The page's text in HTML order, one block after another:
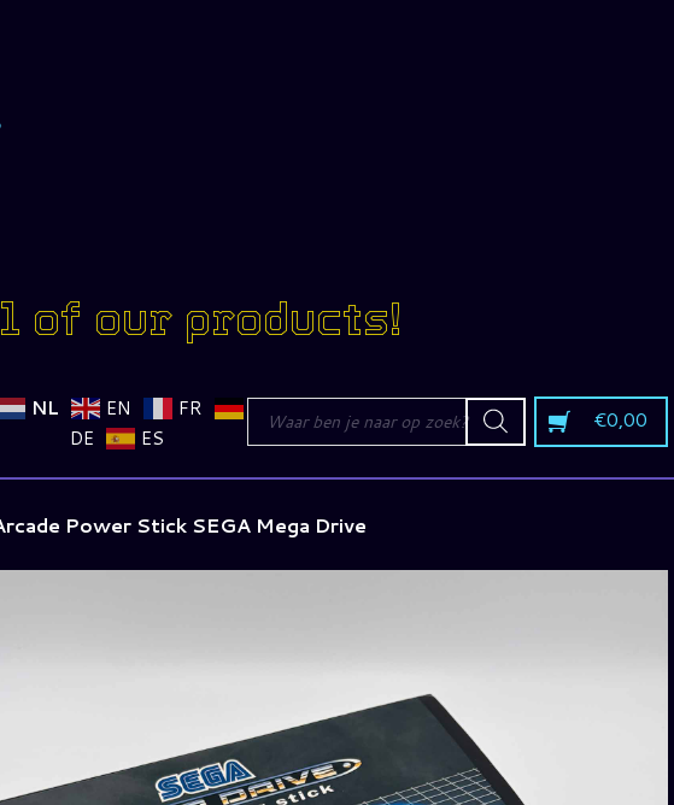
of our products!
NL EN
FR
DE
ES
Producten
zoeken €0,00
Power Stick SEGA Mega Drive